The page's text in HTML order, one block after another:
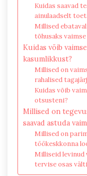
Kuidas saavad
ainulaadselt
Millised
tõhusaks
Kuidas võib
kasumlikkust?
Millised on
rahalised
Kuidas võib
otsusteni?
Millised on
saavad astuda
Millised on
töökeskkonna
Milliseid levinud
tervise osas